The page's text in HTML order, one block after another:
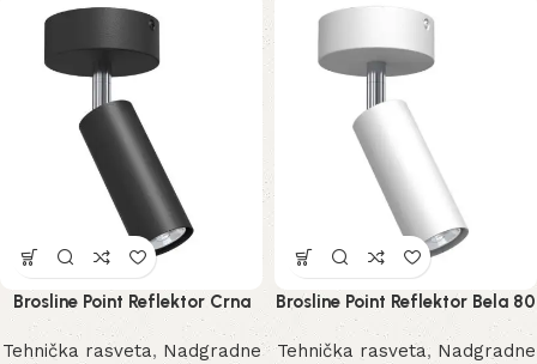
Brosline Point Reflektor Crna
80 mm 170 mm 2284 mm
Tehnička rasveta, Nadgradne
Brosline Point Reflektor Bela 80
mm 170 mm 2285 mm
Tehnička rasveta, Nadgradne